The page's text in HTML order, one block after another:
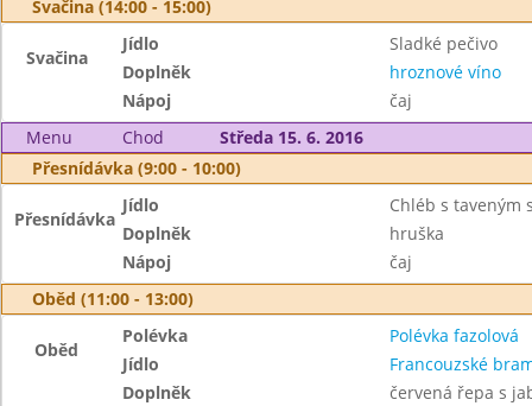
Svačina (14:00 - 15:00)
Svačina
Jídlo
Sladké pečivo
Doplněk
hroznové víno
Nápoj
čaj
Menu
Chod
Středa 15. 6. 2016
Přesnídávka (9:00 - 10:00)
Přesnídávka
Jídlo
Chléb s taveným
Doplněk
hruška
Nápoj
čaj
Oběd (11:00 - 13:00)
Oběd
Polévka
Polévka fazolová
Jídlo
Francouzské
Doplněk
červená řepa s